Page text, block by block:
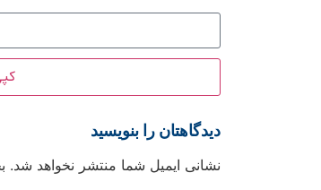
دیدگاهتان را بنویسید
نشانی ایمیل شما منتشر نخواهد شد.